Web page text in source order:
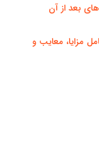
بعد از آن
مزایا، معایب و